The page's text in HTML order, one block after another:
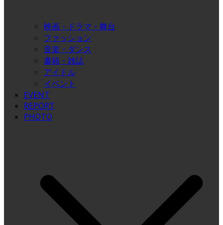
映画・ドラマ・舞台
ファッション
音楽・ダンス
書籍・雑誌
アイドル
イベント
EVENT
REPORT
PHOTO